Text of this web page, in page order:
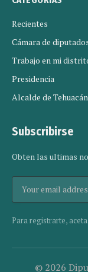
Recientes
Cámara de
Trabajo en mi
Presidencia
Alcalde de Tehuacán
Subscribirse
Obten las ultimas
Para registrarte,
© 2026